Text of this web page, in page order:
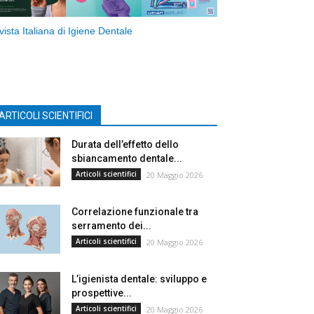
Italiana di Igiene Dentale
SCIENTIFICI
Durata dell’effetto dello
sbiancamento dentale...
Articoli scientifici 20 Maggio 2026
Correlazione funzionale tra
serramento dei...
Articoli scientifici 20 Maggio 2026
L’igienista dentale: sviluppo e
prospettive...
Articoli scientifici 20 Maggio 2026